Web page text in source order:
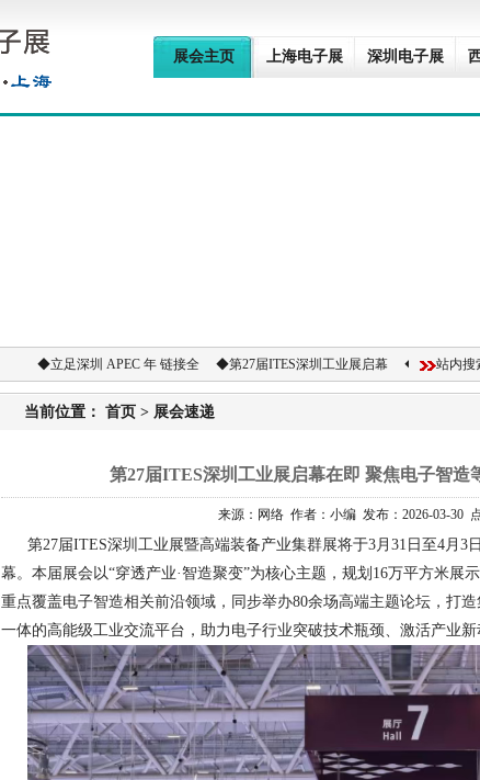
展会主页 上海电子展 深圳电子展
立足深圳 APEC 年 链接全 ◆ 第27届ITES深圳工业展启幕 ◆ 第七届IEAE
站内搜
当前位置： 首页 > 展会速递
第27届ITES深圳工业展启幕在即 聚焦电子智造
来源：网络 作者：小编 发布：2026-03-30
第27届ITES深圳工业展暨高端装备产业集群展将于3月31日至4月3
幕。本届展会以“穿透产业·智造聚变”为核心主题，规划16万平方米展
重点覆盖电子智造相关前沿领域，同步举办80余场高端主题论坛，打
一体的高能级工业交流平台，助力电子行业突破技术瓶颈、激活产业新